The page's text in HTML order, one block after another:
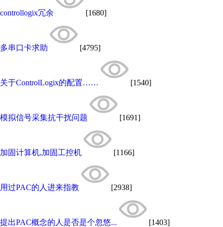
controllogix冗余 [1680]
多串口卡求助 [4795]
关于ControlLogix的配置…… [1540]
模拟信号采集抗干扰问题 [1691]
加固计算机,加固工控机 [1166]
用过PAC的人进来指教 [2938]
提出PAC概念的人是否是个忽悠... [1403]